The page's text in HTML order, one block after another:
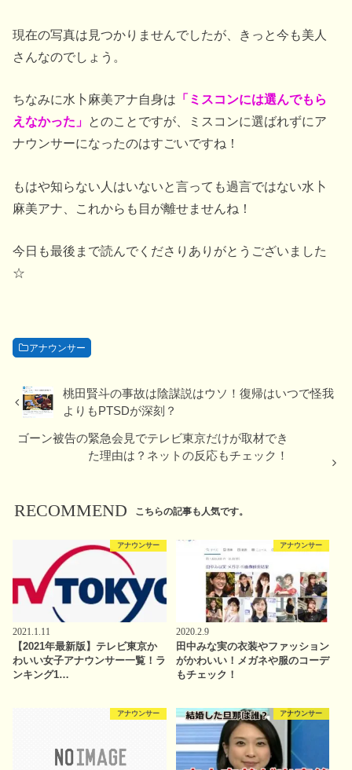
現在の写真は見つかりませんでしたが、きっと今も美人
さんなのでしょう。
ちなみに水卜麻美アナ自身は 「ミスコンには選んでもら
えなかった」 とのことですが、ミスコンに選ばれずにア
ナウンサーになったのはすごいですね！
もはや知らない人はいないと言っても過言ではない水卜
麻美アナ、これからも目が離せませんね！
今日も最後まで読んでくださりありがとうございました
☆
アナウンサー
桃田賢斗の事故は陰謀説はウソ！復帰はいつで怪我
よりもPTSDが深刻？
ゴーン被告の緊急会見でテレビ東京だけが取材でき
た理由は？ネットの反応もチェック！
RECOMMEND こちらの記事も人気です。
アナウンサー
2021.1.11
【2021年最新版】テレビ東京か
わいい女子アナウンサー一覧！ラ
ンキング1…
アナウンサー
2020.2.9
田中みな実の衣装やファッション
がかわいい！メガネや服のコーデ
もチェック！
アナウンサー アナウンサー